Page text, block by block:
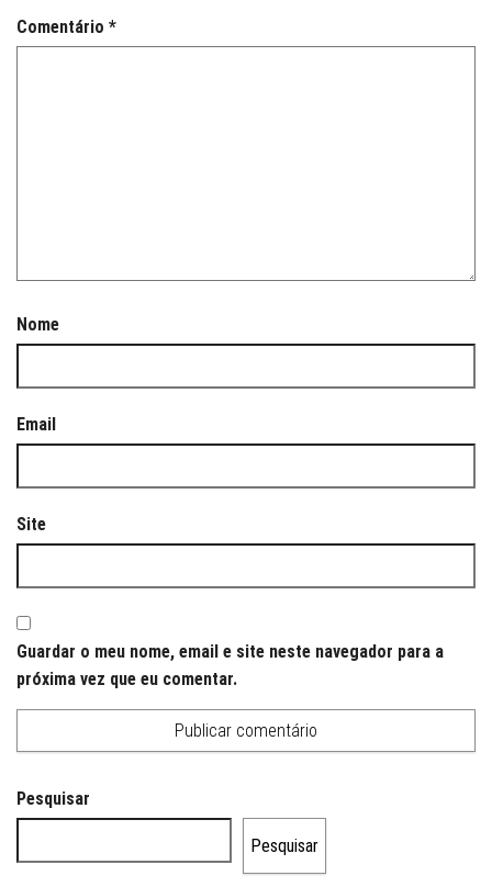
Comentário *
Nome
Email
Site
Guardar o meu nome, email e site neste navegador para a
próxima vez que eu comentar.
Pesquisar
Pesquisar